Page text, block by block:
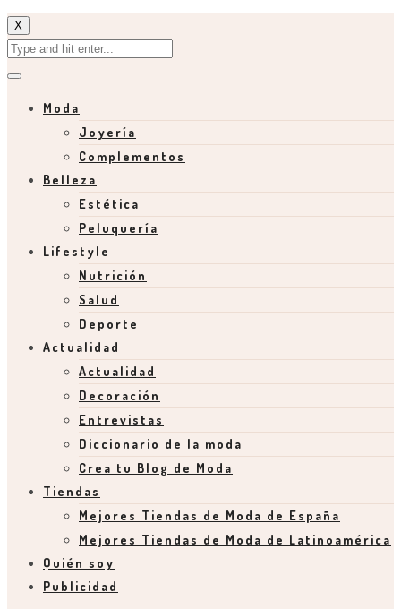
X
Moda
Joyería
Complementos
Belleza
Estética
Peluquería
Lifestyle
Nutrición
Salud
Deporte
Actualidad
Actualidad
Decoración
Entrevistas
Diccionario de la moda
Crea tu Blog de Moda
Tiendas
Mejores Tiendas de Moda de España
Mejores Tiendas de Moda de Latinoamérica
Quién soy
Publicidad